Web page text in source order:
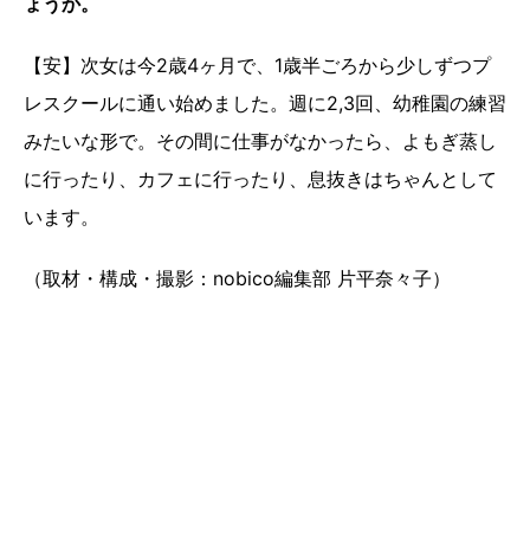
【安】次女は今2歳4ヶ月で、1歳半ごろから少しずつプ
レスクールに通い始めました。週に2,3回、幼稚園の練習
みたいな形で。その間に仕事がなかったら、よもぎ蒸し
に行ったり、カフェに行ったり、息抜きはちゃんとして
います。
（取材・構成・撮影：nobico編集部 片平奈々子）